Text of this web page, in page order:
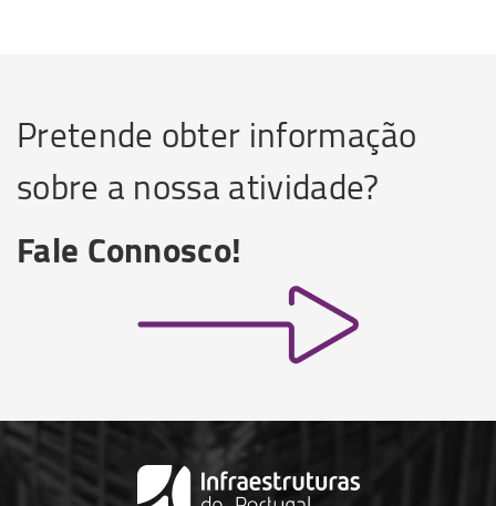
Pretende obter informação
sobre a nossa atividade?
Fale Connosco!